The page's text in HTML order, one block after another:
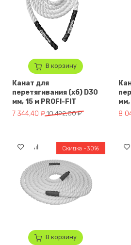
В корзину
Канат для
перетягивания (хб) D30
мм, 15 м PROFI-FIT
10 492,00₽
Первоначальная цена составляла
7 344,40 ₽
Текущая цена: 7 344,40 ₽.
мм,
8
В корзину
Скидка -30%